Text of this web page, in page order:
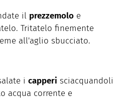
il prezzemolo e
Tritatelo finemente
all'aglio sbucciato.
i capperi sciacquandoli
acqua corrente e